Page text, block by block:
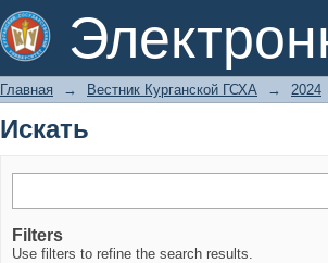
Искать
Главная → Вестник Курганской ГСХА → 2024
Искать
Filters
Use filters to refine the search results.